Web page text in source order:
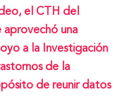
el CTH del
aprovechó una
a la Investigación
de la
de reunir datos